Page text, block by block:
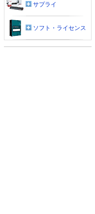
サプライ
ソフト・ライセンス